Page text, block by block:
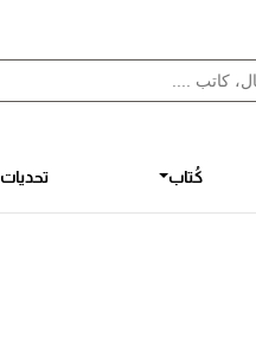
كُتاب تحديات